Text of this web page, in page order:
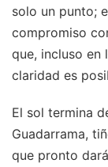
solo un punto;
compromiso
que, incluso en
claridad es
El sol termina
Guadarrama,
que pronto